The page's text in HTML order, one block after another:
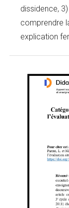
dissidence,
comprendre
explication